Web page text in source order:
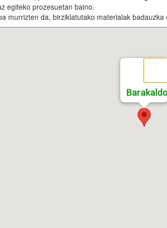
egiteko prozesuetan baino.
murrizten da, birziklatutako materialak badauzka
Barakaldo